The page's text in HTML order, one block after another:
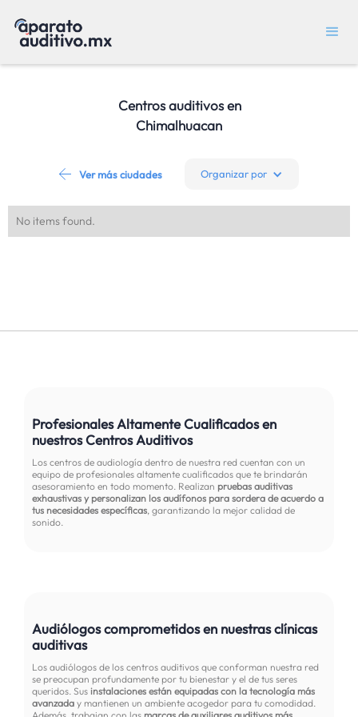
Centros auditivos en
Chimalhuacan
Ver más ciudades Organizar por
No items found.
Profesionales Altamente Cualificados en
nuestros Centros Auditivos
Los centros de audiología dentro de nuestra red cuentan con un
equipo de profesionales altamente cualificados que te brindarán
asesoramiento en todo momento. Realizan pruebas auditivas
exhaustivas y personalizan los audífonos para sordera de acuerdo a
tus necesidades específicas, garantizando la mejor calidad de
sonido.
Audiólogos comprometidos en nuestras clínicas
auditivas
Los audiólogos de los centros auditivos que conforman nuestra red
se preocupan profundamente por tu bienestar y el de tus seres
queridos. Sus instalaciones están equipadas con la tecnología más
avanzada y mantienen un ambiente acogedor para tu comodidad.